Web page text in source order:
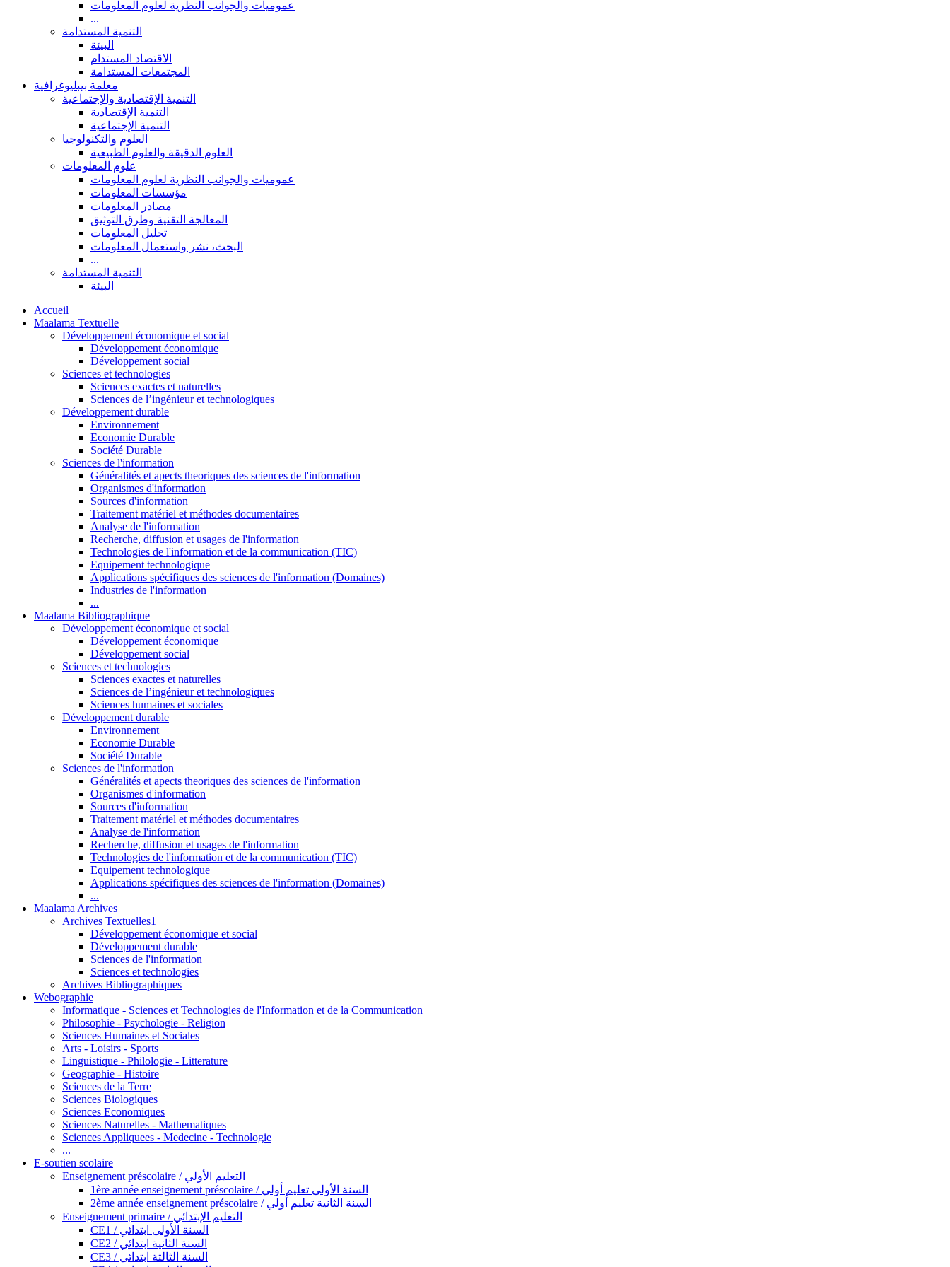
عموميات والجوانب النظرية لعلوم المعلومات
...
التنمية المستدامة
البيئة
الاقتصاد المستدام
المجتمعات المستدامة
معلمة بيبليوغرافية
التنمية الإقتصادية والإجتماعية
التنمية الإقتصادية
التنمية الإجتماعية
العلوم والتكنولوجيا
العلوم الدقيقة والعلوم الطبيعية
علوم المعلومات
عموميات والجوانب النظرية لعلوم المعلومات
مؤسسات المعلومات
مصادر المعلومات
المعالجة التقنية وطرق التوثيق
تحليل المعلومات
البحث، نشر واستعمال المعلومات
...
التنمية المستدامة
البيئة
Accueil
Maalama Textuelle
Développement économique et social
Développement économique
Développement social
Sciences et technologies
Sciences exactes et naturelles
Sciences de l’ingénieur et technologiques
Développement durable
Environnement
Economie Durable
Société Durable
Sciences de l'information
Généralités et apects theoriques des sciences de l'information
Organismes d'information
Sources d'information
Traitement matériel et méthodes documentaires
Analyse de l'information
Recherche, diffusion et usages de l'information
Technologies de l'information et de la communication (TIC)
Equipement technologique
Applications spécifiques des sciences de l'information (Domaines)
Industries de l'information
...
Maalama Bibliographique
Développement économique et social
Développement économique
Développement social
Sciences et technologies
Sciences exactes et naturelles
Sciences de l’ingénieur et technologiques
Sciences humaines et sociales
Développement durable
Environnement
Economie Durable
Société Durable
Sciences de l'information
Généralités et apects theoriques des sciences de l'information
Organismes d'information
Sources d'information
Traitement matériel et méthodes documentaires
Analyse de l'information
Recherche, diffusion et usages de l'information
Technologies de l'information et de la communication (TIC)
Equipement technologique
Applications spécifiques des sciences de l'information (Domaines)
...
Maalama Archives
Archives Textuelles1
Développement économique et social
Développement durable
Sciences de l'information
Sciences et technologies
Archives Bibliographiques
Webographie
Informatique - Sciences et Technologies de l'Information et de la Communication
Philosophie - Psychologie - Religion
Sciences Humaines et Sociales
Arts - Loisirs - Sports
Linguistique - Philologie - Litterature
Geographie - Histoire
Sciences de la Terre
Sciences Biologiques
Sciences Economiques
Sciences Naturelles - Mathematiques
Sciences Appliquees - Medecine - Technologie
...
E-soutien scolaire
Enseignement préscolaire / التعليم الأولي
1ère année enseignement préscolaire / السنة الأولى تعليم أولي
2ème année enseignement préscolaire / السنة الثانية تعليم أولي
Enseignement primaire / التعليم الإبتدائي
CE1 / السنة الأولى ابتدائي
CE2 / السنة الثانية ابتدائي
CE3 / السنة الثالثة ابتدائي